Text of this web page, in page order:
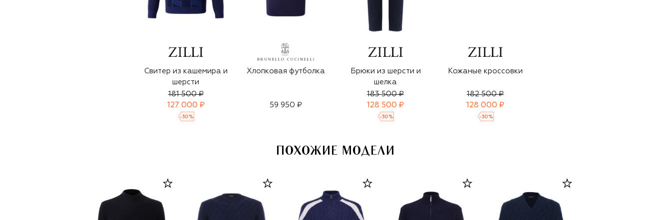
Свитер из кашемира и
шерсти
181 500 ₽
127 000 ₽
-30 %
Хлопковая футболка
59 950 ₽
Брюки из шерсти и
шелка
183 500 ₽
128 500 ₽
-30 %
Кожаные кроссовки
182 500 ₽
128 000 ₽
-30 %
ПОХОЖИЕ МОДЕЛИ